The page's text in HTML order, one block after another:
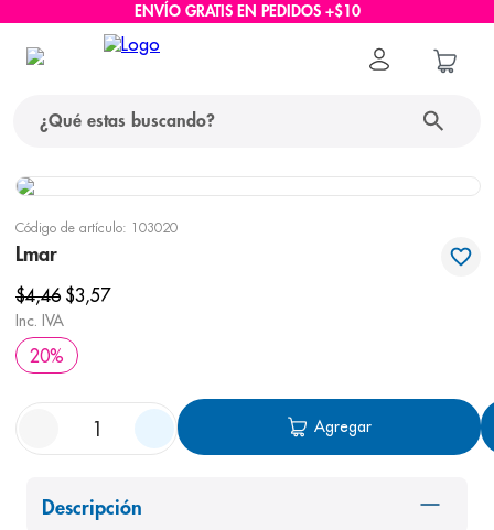
ENVÍO GRATIS EN PEDIDOS +$10
Código de artículo: 103020
Lmar
$4,46 $3,57
Inc. IVA
20%
Agregar
Descripción
términos más buscados
1
2. pañales
3.
4. cerave
5. nivea
shampoo
8. panolini